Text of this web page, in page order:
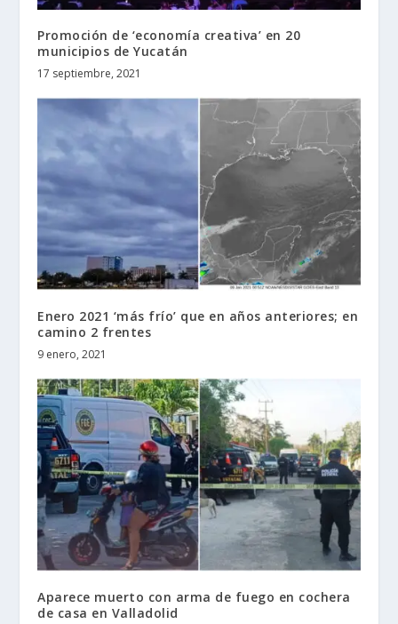
Promoción de ‘economía creativa’ en 20
municipios de Yucatán
17 septiembre, 2021
Enero 2021 ‘más frío’ que en años anteriores; en
camino 2 frentes
9 enero, 2021
Aparece muerto con arma de fuego en cochera
de casa en Valladolid